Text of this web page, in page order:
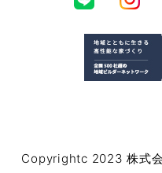
Copyrightc 2023 株式